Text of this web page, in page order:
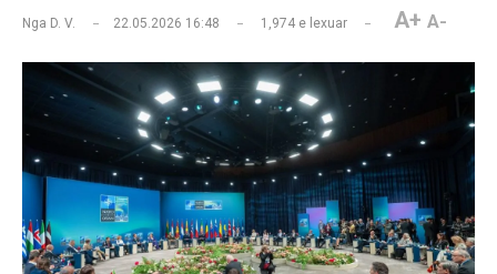
Nga D. V. 22.05.2026 16:48 1,974 e lexuar A+ A-